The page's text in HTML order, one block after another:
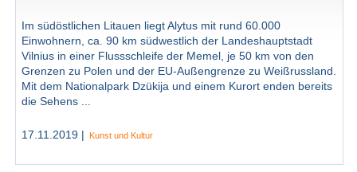
Im südöstlichen Litauen liegt Alytus mit rund 60.000
Einwohnern, ca. 90 km südwestlich der Landeshauptstadt
Vilnius in einer Flussschleife der Memel, je 50 km von den
Grenzen zu Polen und der EU-Außengrenze zu Weißrussland.
Mit dem Nationalpark Dzükija und einem Kurort enden bereits
die Sehens ...
17.11.2019 | Kunst und Kultur